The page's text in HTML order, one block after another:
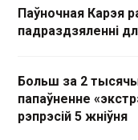
Паўночная Карэя
падраздзяленні
Больш за 2 тысячы
папаўненне
рэпрэсій 5 жніўня